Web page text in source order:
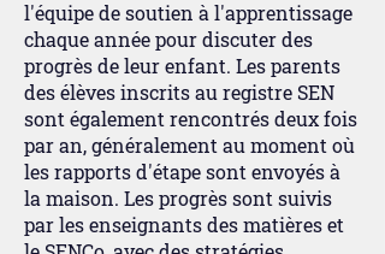
l'équipe de soutien à l'apprentissage
chaque année pour discuter des
progrès de leur enfant. Les parents
des élèves inscrits au registre SEN
sont également rencontrés deux fois
par an, généralement au moment où
les rapports d'étape sont envoyés à
la maison. Les progrès sont suivis
par les enseignants des matières et